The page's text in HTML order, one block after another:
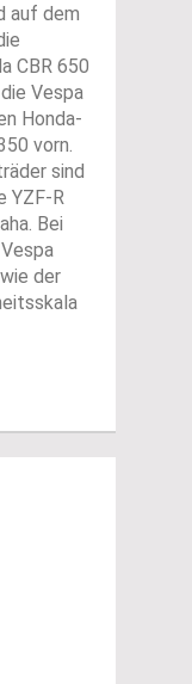
auf dem
CBR 650
Vespa
Honda-
vorn.
sind
YZF-R
Bei
der